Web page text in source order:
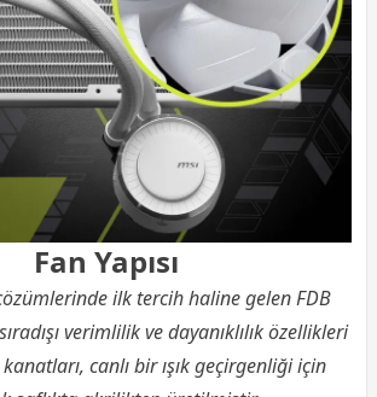
Fan Yapısı
ilk tercih haline gelen FDB
verimlilik ve dayanıklılık özellikleri
canlı bir ışık geçirgenliği için